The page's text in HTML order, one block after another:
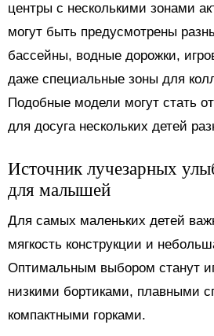
центры с несколькими зонами
могут быть предусмотрены
бассейны, водные дорожки,
даже специальные зоны для
Подобные модели могут стать
для досуга нескольких детей
Источник лучезарных
для малышей
Для самых маленьких детей
мягкость конструкции и
Оптимальным выбором станут
низкими бортиками, плавными
компактными горками.